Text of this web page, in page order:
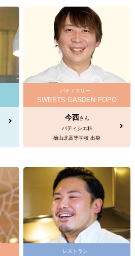
パティスリー
SWEETS GARDEN POPO
今西さん
パティシエ科
檜山北高等学校 出身
レストラン